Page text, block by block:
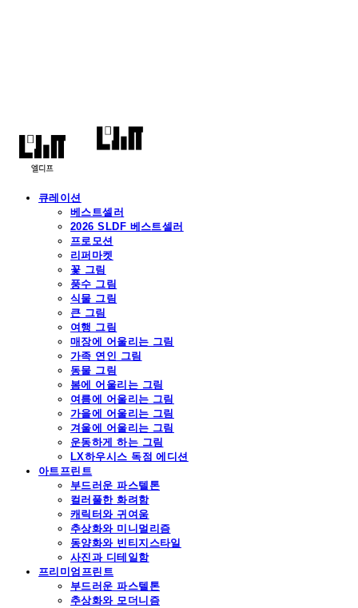
큐레이션
베스트셀러
2026 SLDF 베스트셀러
프로모션
리퍼마켓
꽃 그림
풍수 그림
식물 그림
큰 그림
여행 그림
매장에 어울리는 그림
가족 연인 그림
동물 그림
봄에 어울리는 그림
여름에 어울리는 그림
가을에 어울리는 그림
겨울에 어울리는 그림
운동하게 하는 그림
LX하우시스 독점 에디션
아트프린트
부드러운 파스텔톤
컬러풀한 화려함
캐릭터와 귀여움
추상화와 미니멀리즘
동양화와 빈티지스타일
사진과 디테일함
프리미엄프린트
부드러운 파스텔톤
추상화와 모더니즘